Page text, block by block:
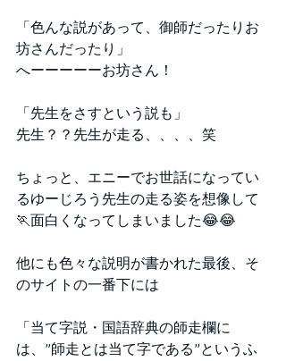
「色んな説があって、御師だったりお
坊さんだったり」
へーーーーーお坊さん！
「先生をさすという説も」
先生？？先生が走る、、、、笑
ちょっと、エニーでお世話になってい
るゆーじろう先生の走る姿を想像して
🏃面白くなってしまいました😂😂
他にも色々な説明が書かれた最後、そ
のサイトの一番下には
「当て字説・国語辞典の師走欄に
は、”師走とは当て字である”というふ